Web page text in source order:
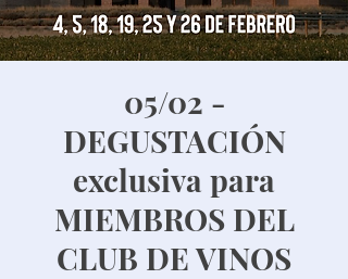
05/02 -
DEGUSTACIÓN
exclusiva para
MIEMBROS DEL
CLUB DE VINOS